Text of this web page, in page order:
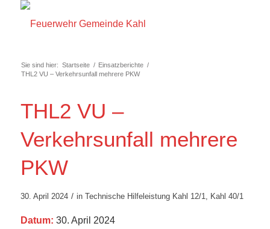
Sie sind hier: Startseite / Einsatzberichte /
THL2 VU – Verkehrsunfall mehrere PKW
THL2 VU –
Verkehrsunfall mehrere
PKW
30. April 2024 / in Technische Hilfeleistung Kahl 12/1, Kahl 40/1
Datum: 30. April 2024